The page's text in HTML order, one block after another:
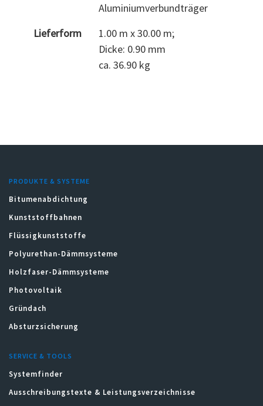
Aluminiumverbundträger
Lieferform
1.00 m x 30.00 m;
Dicke: 0.90 mm
ca. 36.90 kg
PRODUKTE & SYSTEME
Bitumenabdichtung
Kunststoffbahnen
Flüssigkunststoffe
Polyurethan-Dämmsysteme
Holzfaser-Dämmsysteme
Photovoltaik
Gründach
Absturzsicherung
SERVICE & TOOLS
Systemfinder
Ausschreibungstexte & Leistungsverzeichnisse